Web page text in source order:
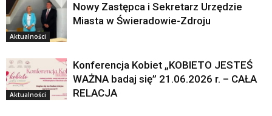
Aktualności
Nowy Zastępca i Sekretarz Urzędzie
Miasta w Świeradowie-Zdroju
Aktualności
Konferencja Kobiet „KOBIETO JESTEŚ
WAŻNA badaj się” 21.06.2026 r. – CAŁA
RELACJA